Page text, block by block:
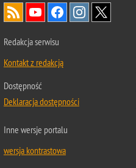
Redakcja serwisu
Kontakt z redakcją
Dostępność
Deklaracja dostępności
Inne wersje portalu
wersja kontrastowa